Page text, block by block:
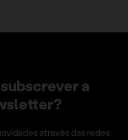
a
através das redes